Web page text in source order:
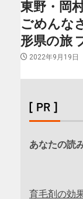
東野・岡
ごめんな
形県の旅
2022年9月19日
[ PR ]
あなたの読
育毛剤の効